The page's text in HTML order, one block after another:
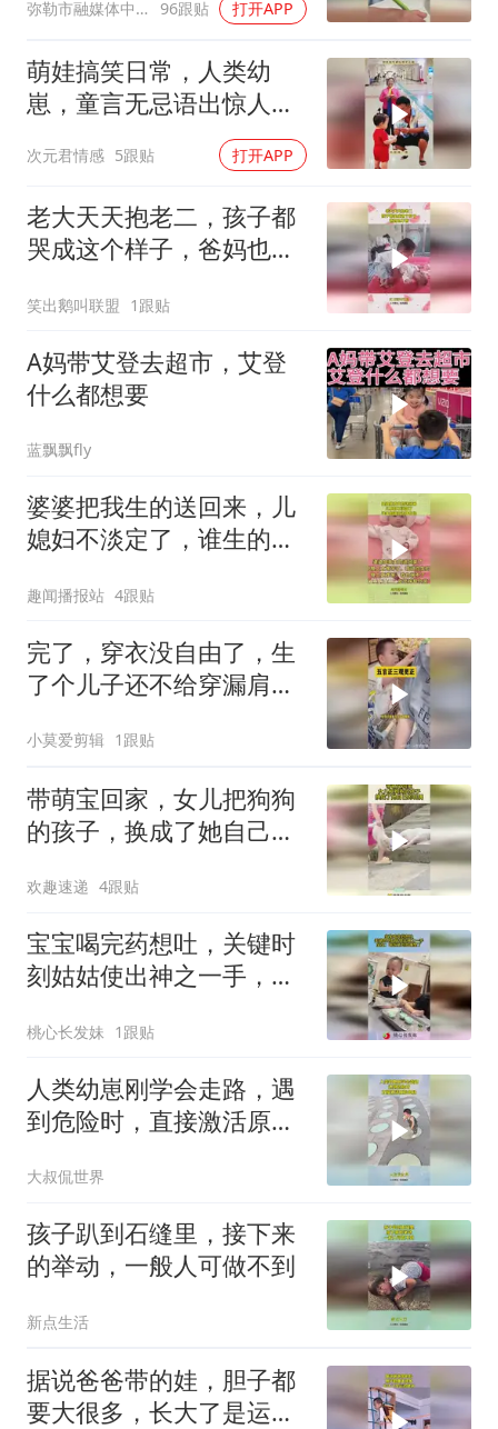
弥勒市融媒体中心 96跟贴 打开APP
萌娃搞笑日常，人类幼
崽，童言无忌语出惊人：
狗都知道100比30多，傻
子才跟你换！
次元君情感 5跟贴 打开APP
老大天天抱老二，孩子都
哭成这个样子，爸妈也不
笑出鹅叫联盟 1跟贴
A妈带艾登去超市，艾登
什么都想要
蓝飘飘fly
婆婆把我生的送回来，儿
媳妇不淡定了，谁生的谁
趣闻播报站 4跟贴
完了，穿衣没自由了，生
了个儿子还不给穿漏肩衣
小莫爱剪辑 1跟贴
带萌宝回家，女儿把狗狗
的孩子，换成了她自己的
欢趣速递 4跟贴
宝宝喝完药想吐，关键时
刻姑姑使出神之一手，宝
桃心长发妹 1跟贴
人类幼崽刚学会走路，遇
到危险时，直接激活原始
大叔侃世界
孩子趴到石缝里，接下来
的举动，一般人可做不到
新点生活
据说爸爸带的娃，胆子都
要大很多，长大了是运动